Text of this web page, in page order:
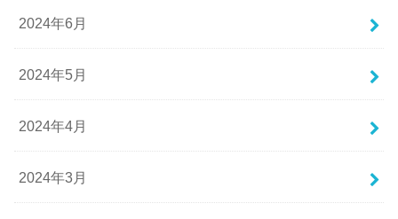
2024年6月
2024年5月
2024年4月
2024年3月